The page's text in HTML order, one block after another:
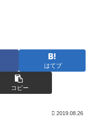
はてブ
コピー
2019.08.26